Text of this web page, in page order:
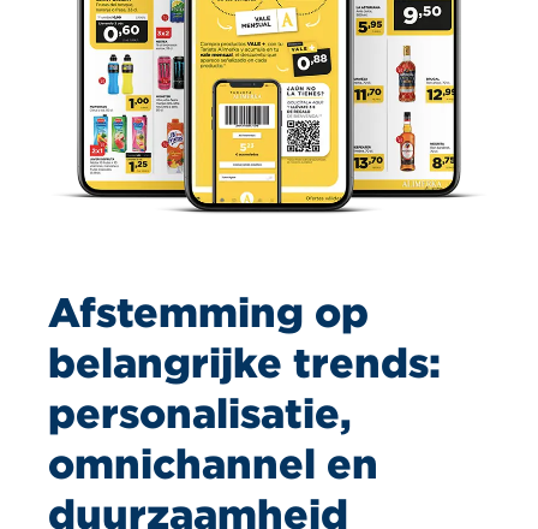
Afstemming op
belangrijke trends:
personalisatie,
omnichannel en
duurzaamheid